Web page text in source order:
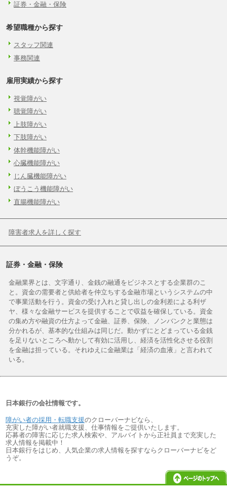
証券・金融・保険
希望職種から探す
スタッフ関連
事務関連
雇用実績から探す
視覚障がい
聴覚障がい
上肢障がい
下肢障がい
体幹機能障がい
心臓機能障がい
じん臓機能障がい
ぼうこう機能障がい
直腸機能障がい
障害者求人を詳しく探す
証券・金融・保険
金融業界とは、文字通り、金銭の融通をビジネスとする企業群のこ
と。資金の需要者と供給者を仲立ちする金融市場というシステムの中
で事業活動を行う。資金の受け入れと貸し出しの金利差による利ザ
ヤ、様々な金融サービスを提供することで収益を確保している。資金
の集め方や融資の仕方よって金融、証券、保険、ノンバンクと業態は
分かれるが、基本的な仕組みは同じだ。動かずにとどまっている金銭
を足りないところへ動かして有効に活用し、経済を活性化させる役割
を金融は担っている。それゆえに金融業は「経済の血液」と言われて
いる。
日本銀行の会社情報です。
障がい者の採用・転職支援のクローバーナビなら、
充実した障がい者就職支援、仕事情報をご提供いたします。
応募者の障害に応じた求人検索や、アルバイトから正社員まで充実した
求人情報を掲載中！
日本銀行をはじめ、人気企業の求人情報を探すならクローバーナビをど
うぞ。